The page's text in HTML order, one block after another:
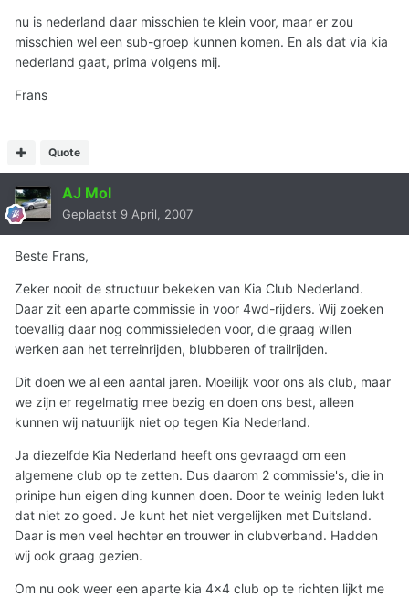
nu is nederland daar misschien te klein voor, maar er zou
misschien wel een sub-groep kunnen komen. En als dat via kia
nederland gaat, prima volgens mij.
Frans
Quote
AJ Mol
Geplaatst 9 April, 2007
Beste Frans,
Zeker nooit de structuur bekeken van Kia Club Nederland.
Daar zit een aparte commissie in voor 4wd-rijders. Wij zoeken
toevallig daar nog commissieleden voor, die graag willen
werken aan het terreinrijden, blubberen of trailrijden.
Dit doen we al een aantal jaren. Moeilijk voor ons als club, maar
we zijn er regelmatig mee bezig en doen ons best, alleen
kunnen wij natuurlijk niet op tegen Kia Nederland.
Ja diezelfde Kia Nederland heeft ons gevraagd om een
algemene club op te zetten. Dus daarom 2 commissie's, die in
prinipe hun eigen ding kunnen doen. Door te weinig leden lukt
dat niet zo goed. Je kunt het niet vergelijken met Duitsland.
Daar is men veel hechter en trouwer in clubverband. Hadden
wij ook graag gezien.
Om nu ook weer een aparte kia 4x4 club op te richten lijkt me